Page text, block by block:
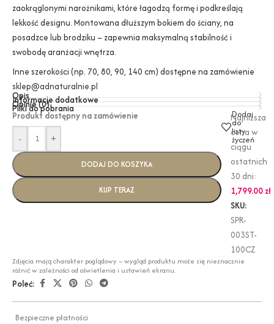
zaokrąglonymi narożnikami, które łagodzą formę i podkreślają
lekkość designu. Montowana dłuższym bokiem do ściany, na
posadzce lub brodziku – zapewnia maksymalną stabilność i
swobodę aranżacji wnętrza.
Inne szerokości (np. 70, 80, 90, 140 cm) dostępne na zamówienie
sklep@adnaturalnie.pl
Opis
Informacje dodatkowe
Opinie (0)
Pliki do pobrania
Produkt dostępny na zamówienie
-
+
DODAJ DO KOSZYKA
KUP TERAZ
Dodaj
do
listy
życzeń
Najniższa
cena w
ciągu
ostatnich
30 dni:
1,799.00 zł
SKU:
SPR-
003ST-
100CZ
Zdjęcia mają charakter poglądowy – wygląd produktu może się nieznacznie
różnić w zależności od oświetlenia i ustawień ekranu.
Poleć:
Bezpieczne płatności